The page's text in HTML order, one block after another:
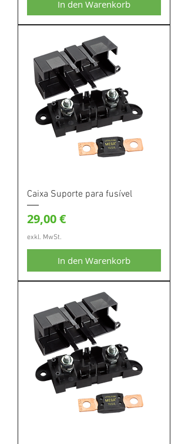
In den Warenkorb
Caixa Suporte para fusível
Preis
29,00 €
exkl. MwSt.
In den Warenkorb